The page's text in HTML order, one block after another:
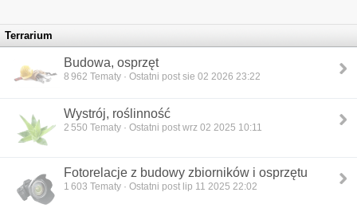
Terrarium
Budowa, osprzęt
8 962 Tematy · Ostatni post sie 02 2026 23:22
Wystrój, roślinność
2 550 Tematy · Ostatni post wrz 02 2025 10:11
Fotorelacje z budowy zbiorników i osprzętu
1 603 Tematy · Ostatni post lip 11 2025 22:02